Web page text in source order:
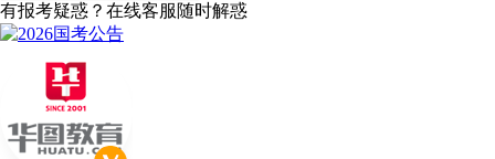
有报考疑惑？在线客服随时解惑